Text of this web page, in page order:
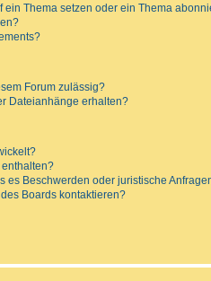
ein Thema setzen oder ein Thema
Forum zulässig?
Dateianhänge erhalten?
enthalten?
es Beschwerden oder juristische
Boards kontaktieren?